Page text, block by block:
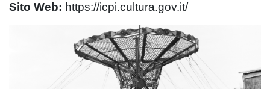
Sito Web: https://icpi.cultura.gov.it/